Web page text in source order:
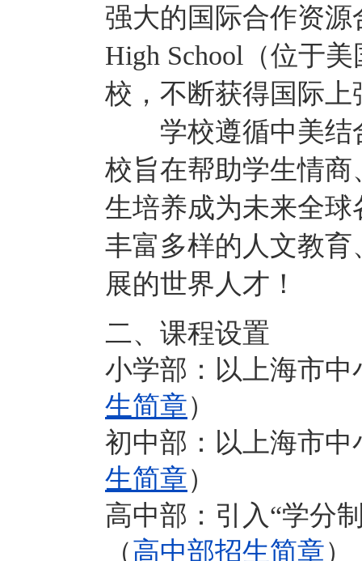
强大的国际合作资源
High School（位于
校，不断获得国际
学校遵循中美结
校旨在帮助学生情
生培养成为未来全
丰富多样的人文教
展的世界人才！
二、课程设置
小学部：以上海市
生简章）
初中部：以上海市
生简章）
高中部：引入“学分
（高中部招生简章）